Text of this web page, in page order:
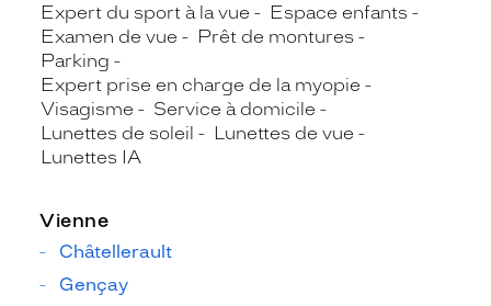
Expert du sport à la vue
Espace enfants
Examen de vue
Prêt de montures
Parking
Expert prise en charge de la myopie
Visagisme
Service à domicile
Lunettes de soleil
Lunettes de vue
Lunettes IA
Vienne
Châtellerault
Gençay